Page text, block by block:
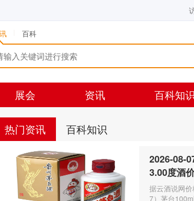
百科
展会 资讯 百科知
热门资讯 百科知识
2026-08-
3.00度酒
据云酒说网
7）茅台